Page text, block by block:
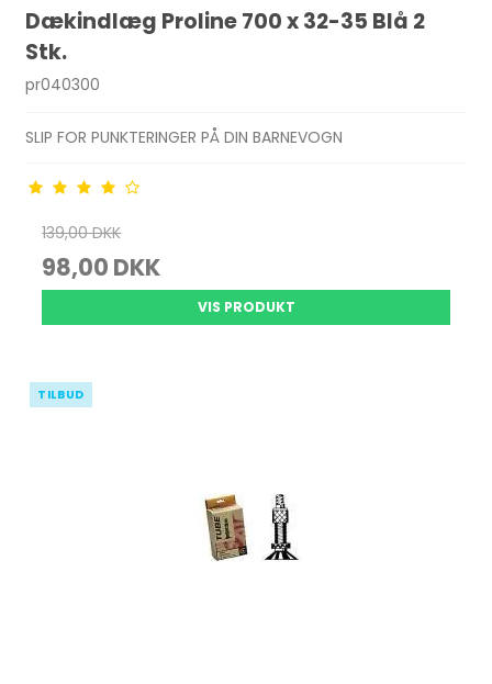
Dækindlæg Proline 700 x 32-35 Blå 2
Stk.
pr040300
SLIP FOR PUNKTERINGER PÅ DIN BARNEVOGN
139,00 DKK
98,00 DKK
VIS PRODUKT
TILBUD